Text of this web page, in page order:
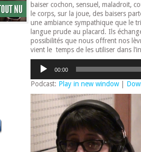
NU
baiser cochon, sensuel, maladroit,
le corps, sur la joue, des baisers
une ambiance sympathique que le
langue prude au placard. Ils
possibilités que nous offrent nos
vient le temps de les utiliser dans
Lecteur
audio
00:00
Podcast: Play in new window|